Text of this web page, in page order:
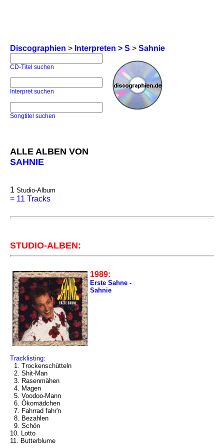
Discographien > Interpreten > S > Sahnie
CD-Titel suchen
Interpret suchen
Songtitel suchen
ALLE ALBEN VON
SAHNIE
1 Studio-Album
= 11 Tracks
STUDIO-ALBEN:
1989:
Erste Sahne -
Sahnie
Tracklisting:
1. Trockenschütteln
2. Shit-Man
3. Rasenmähen
4. Magen
5. Voodoo-Mann
6. Ökomädchen
7. Fahrrad fahr'n
8. Bezahlen
9. Schön
10. Lotto
11. Butterblume